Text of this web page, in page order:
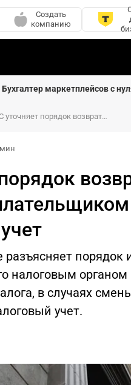
Создать
компанию
маркетплейсов с
ФНС уточняет порядок возврата НДС после смены налогоплательщиком места постановки на учет
порядок
налоговым
в случаях
учет.